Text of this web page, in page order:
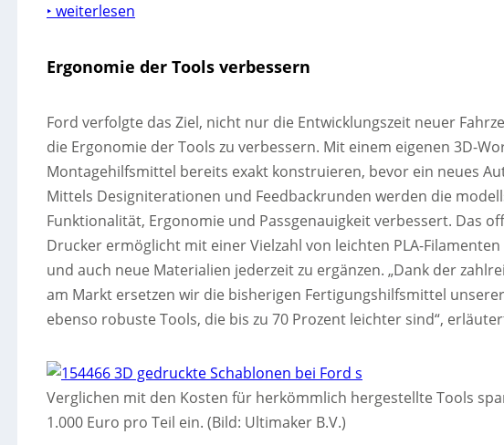
‣ weiterlesen
Ergonomie der Tools verbessern
Ford verfolgte das Ziel, nicht nur die Entwicklungszeit neuer
die Ergonomie der Tools zu verbessern. Mit einem eigenen 3D-
Montagehilfsmittel bereits exakt konstruieren, bevor ein neues
Mittels Designiterationen und Feedbackrunden werden die
Funktionalität, Ergonomie und Passgenauigkeit verbessert. Das
Drucker ermöglicht mit einer Vielzahl von leichten PLA-
und auch neue Materialien jederzeit zu ergänzen. „Dank der
am Markt ersetzen wir die bisherigen Fertigungshilfsmittel
ebenso robuste Tools, die bis zu 70 Prozent leichter sind“,
Verglichen mit den Kosten für herkömmlich hergestellte Tools
1.000 Euro pro Teil ein. (Bild: Ultimaker B.V.)